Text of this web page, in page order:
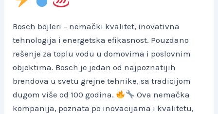
Bosch bojleri – nemački kvalitet, inovativna
tehnologija i energetska efikasnost. Pouzdano
rešenje za toplu vodu u domovima i poslovnim
objektima. Bosch je jedan od najpoznatijih
brendova u svetu grejne tehnike, sa tradicijom
dugom više od 100 godina.
Ova nemačka
kompanija, poznata po inovacijama i kvalitetu,